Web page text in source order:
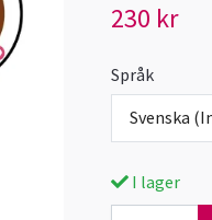
230 kr
Språk
Svenska
I lager